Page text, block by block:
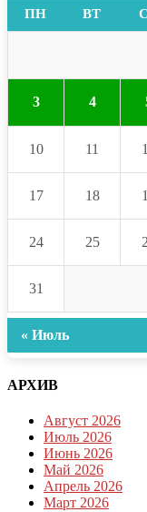
ПН ВТ
3 4
10 11
17 18
24 25
31
« Июль
АРХИВ
Август 2026
Июль 2026
Июнь 2026
Май 2026
Апрель 2026
Март 2026